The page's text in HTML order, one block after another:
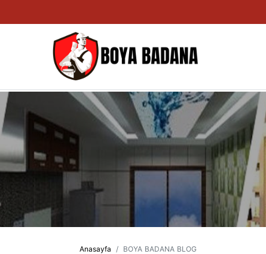
Anasayfa BOYA BADANA BLOG